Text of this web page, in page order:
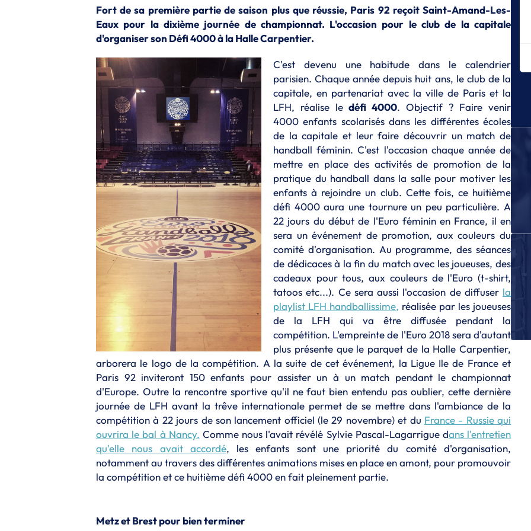
Fort de sa première partie de saison plus que réussie, Paris 92 reçoit Saint-Amand-Les-
Eaux pour la dixième journée de championnat. L'occasion pour le club de la capitale
d'organiser son Défi 4000 à la Halle Carpentier.
C'est devenu une habitude dans le calendrier
parisien. Chaque année depuis huit ans, le club de la
capitale, en partenariat avec la ville de Paris et la
LFH, réalise ledéfi 4000. Objectif ? Faire venir
4000 enfants scolarisés dans les différentes écoles
de la capitale et leur faire découvrir un match de
handball féminin. C'est l'occasion chaque année de
mettre en place des activités de promotion de la
pratique du handball dans la salle pour motiver les
enfants à rejoindre un club. Cette fois, ce huitième
défi 4000 aura une tournure un peu particulière. A
22 jours du début de l'Euro féminin en France, il en
sera un événement de promotion, aux couleurs du
comité d'organisation. Au programme, des séances
de dédicaces à la fin du match avec les joueuses, des
cadeaux pour tous, aux couleurs de l'Euro (t-shirt,
tatoos etc...). Ce sera aussi l'occasion de diffuser la
playlist LFH handballissime, réalisée par les joueuses
de la LFH qui va être diffusée pendant la
compétition. L'empreinte de l'Euro 2018 sera d'autant
plus présente que le parquet de la Halle Carpentier,
arborera le logo de la compétition. A la suite de cet événement, la Ligue Ile de France et
Paris 92 inviteront 150 enfants pour assister un à un match pendant le championnat
d'Europe. Outre la rencontre sportive qu'il ne faut bien entendu pas oublier, cette dernière
journée de LFH avant la trêve internationale permet de se mettre dans l'ambiance de la
compétition à 22 jours de son lancement officiel (le 29 novembre) et du France - Russie qui
ouvrira le bal à Nancy. Comme nous l'avait révélé Sylvie Pascal-Lagarrigue dans l'entretien
qu'elle nous avait accordé, les enfants sont une priorité du comité d'organisation,
notamment au travers des différentes animations mises en place en amont, pour promouvoir
la compétition et ce huitième défi 4000 en fait pleinement partie.
Metz et Brest pour bien terminer